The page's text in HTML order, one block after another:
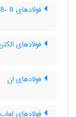
فولادهای 8 –18 ، فولادهای 8-18
فولادهای
فولادهای ان
فولادهای